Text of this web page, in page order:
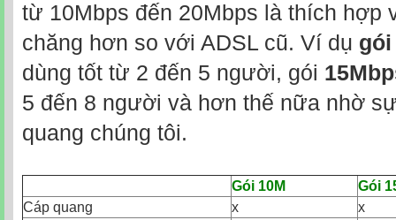
từ 10Mbps đến 20Mbps là thích hợp
chăng hơn so với ADSL cũ. Ví dụ gói
dùng tốt từ 2 đến 5 người, gói
5 đến 8 người và hơn thế nữa nhờ
quang chúng tôi.
Gói 10M
Gói
Cáp quang
x
x